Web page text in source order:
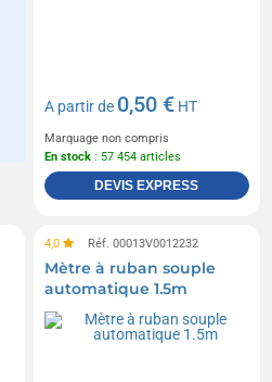
A partir de 0,50 € HT
Marquage non compris
En stock : 57 454 articles
DEVIS EXPRESS
4,0 Réf. 00013V0012232
Mètre à ruban souple
automatique 1.5m